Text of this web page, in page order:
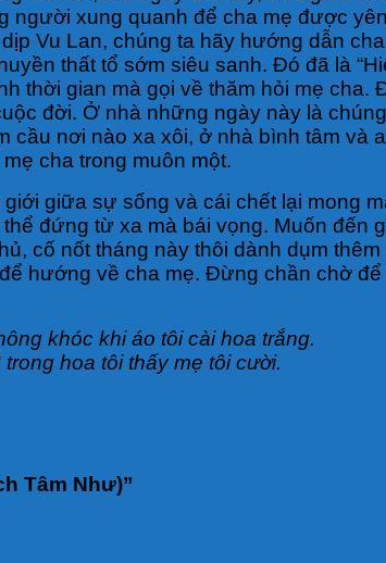
xung quanh để cha mẹ được
Vu Lan, chúng ta hãy hướng dẫn
thất tổ sớm siêu sanh. Đó đã là
gian mà gọi về thăm hỏi mẹ cha.
đời. Ở nhà những ngày này là
nơi nào xa xôi, ở nhà bình tâm và
cha trong muôn một.
giữa sự sống và cái chết lại mong
đứng từ xa mà bái vọng. Muốn đến
cố nốt tháng này thôi dành dụm
hướng về cha mẹ. Đừng chần chờ
khóc khi áo tôi cài hoa trắng.
trong hoa tôi thấy mẹ tôi cười.
Tâm Như)”